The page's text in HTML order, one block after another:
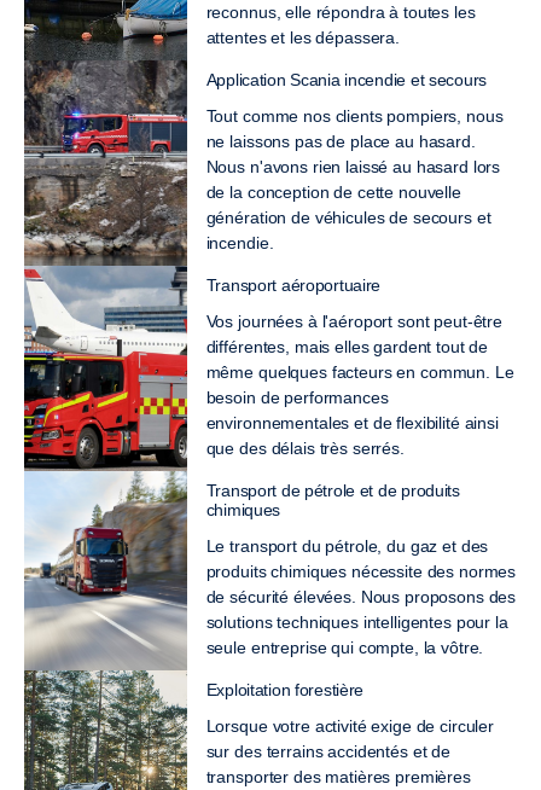
reconnus, elle répondra à toutes les
attentes et les dépassera.
Application Scania incendie et secours
Tout comme nos clients pompiers, nous
ne laissons pas de place au hasard.
Nous n'avons rien laissé au hasard lors
de la conception de cette nouvelle
génération de véhicules de secours et
incendie.
Transport aéroportuaire
Vos journées à l'aéroport sont peut-être
différentes, mais elles gardent tout de
même quelques facteurs en commun. Le
besoin de performances
environnementales et de flexibilité ainsi
que des délais très serrés.
Transport de pétrole et de produits
chimiques
Le transport du pétrole, du gaz et des
produits chimiques nécessite des normes
de sécurité élevées. Nous proposons des
solutions techniques intelligentes pour la
seule entreprise qui compte, la vôtre.
Exploitation forestière
Lorsque votre activité exige de circuler
sur des terrains accidentés et de
transporter des matières premières